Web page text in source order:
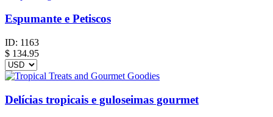
Espumante e Petiscos
ID: 1163
$ 134.95
Delícias tropicais e guloseimas gourmet